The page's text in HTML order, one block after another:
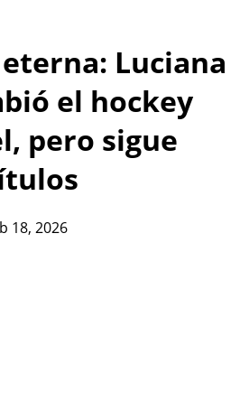
Luciana
el hockey
pero sigue
18, 2026